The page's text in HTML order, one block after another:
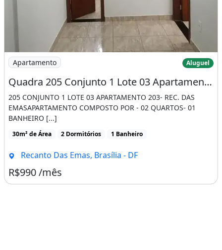
Imagem: Quadra 205 Conjunto 1 Lote 03 Apartamento
Apartamento Aluguel
Quadra 205 Conjunto 1 Lote 03 Apartamento 203 - Rec. Das Emas
205 CONJUNTO 1 LOTE 03 APARTAMENTO 203- REC. DAS
EMASAPARTAMENTO COMPOSTO POR - 02 QUARTOS- 01
BANHEIRO [...]
30m² de Área 2 Dormitórios 1 Banheiro
Recanto Das Emas, Brasília - DF
R$990 /mês